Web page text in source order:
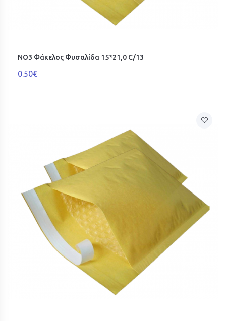
ΝΟ3 Φάκελος Φυσαλίδα 15*21,0 C/13
0.50€